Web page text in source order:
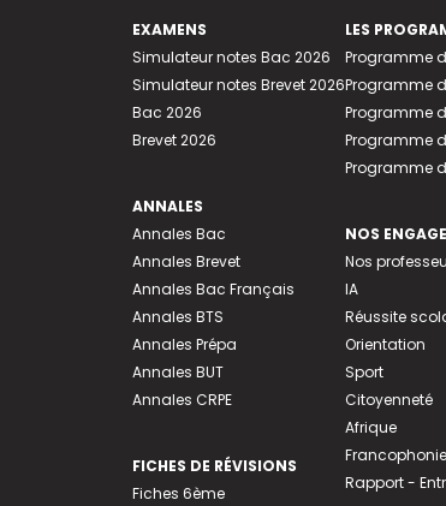
EXAMENS
Simulateur notes Bac 2026
Simulateur notes Brevet 2026
Bac 2026
Brevet 2026
ANNALES
Annales Bac
Annales Brevet
Annales Bac Français
Annales BTS
Annales Prépa
Annales BUT
Annales CRPE
FICHES DE RÉVISIONS
Fiches 6ème
LES
Programme
Programme
Programme
Programme
Programme
NOS
Nos
IA
Réussite
Orientation
Sport
Citoyenneté
Afrique
Francophonie
Rapport -